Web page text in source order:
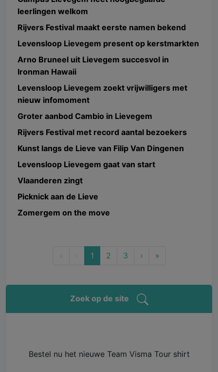
leerlingen welkom
Rijvers Festival maakt eerste namen bekend
Levensloop Lievegem present op kerstmarkten
Arno Bruneel uit Lievegem succesvol in
Ironman Hawaii
Levensloop Lievegem zoekt vrijwilligers met
nieuw infomoment
Groter aanbod Cambio in Lievegem
Rijvers Festival met record aantal bezoekers
Kunst langs de Lieve van Filip Van Dingenen
Levensloop Lievegem gaat van start
Vlaanderen zingt
Picknick aan de Lieve
Zomergem on the move
Previous
1(current)
2 3 ›Next
»Last
Zoek op de site
Bestel nu het nieuwe Team Visma Tour shirt